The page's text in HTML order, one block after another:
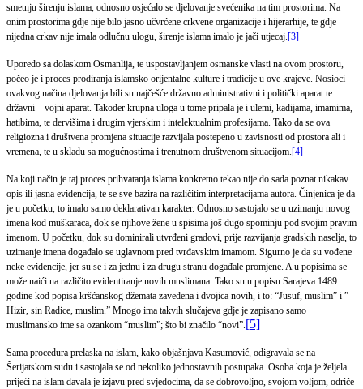
smetnju širenju islama, odnosno osjećalo se djelovanje svećenika na tim prostorima. Na
onim prostorima gdje nije bilo jasno učvrćene crkvene organizacije i hijerarhije, te gdje
nijedna crkav nije imala odlučnu ulogu, širenje islama imalo je jači utjecaj.[3]
Uporedo sa dolaskom Osmanlija, te uspostavljanjem osmanske vlasti na ovom prostoru,
počeo je i proces prodiranja islamsko orijentalne kulture i tradicije u ove krajeve. Nosioci
ovakvog načina djelovanja bili su najčešće državno administrativni i politički aparat te
državni – vojni aparat. Također krupna uloga u tome pripala je i ulemi, kadijama, imamima,
hatibima, te dervišima i drugim vjerskim i intelektualnim profesijama. Tako da se ova
religiozna i društvena promjena situacije razvijala postepeno u zavisnosti od prostora ali i
vremena, te u skladu sa mogućnostima i trenutnom društvenom situacijom.[4]
Na koji način je taj proces prihvatanja islama konkretno tekao nije do sada poznat nikakav
opis ili jasna evidencija, te se sve bazira na različitim interpretacijama autora. Činjenica je da
je u početku, to imalo samo deklarativan karakter. Odnosno sastojalo se u uzimanju novog
imena kod muškaraca, dok se njihove žene u spisima još dugo spominju pod svojim pravim
imenom. U početku, dok su dominirali utvrđeni gradovi, prije razvijanja gradskih naselja, to
uzimanje imena događalo se uglavnom pred tvrđavskim imamom. Sigurno je da su vođene
neke evidencije, jer su se i za jednu i za drugu stranu događale promjene. A u popisima se
može naići na različito evidentiranje novih muslimana. Tako su u popisu Sarajeva 1489.
godine kod popisa kršćanskog džemata zavedena i dvojica novih, i to: “Jusuf, muslim” i ”
Hizir, sin Radice, muslim.” Mnogo ima takvih slučajeva gdje je zapisano samo
muslimansko ime sa ozankom “muslim”; što bi značilo “novi”.[5]
Sama procedura prelaska na islam, kako objašnjava Kasumović, odigravala se na
Šerijatskom sudu i sastojala se od nekoliko jednostavnih postupaka. Osoba koja je željela
prijeći na islam davala je izjavu pred svjedocima, da se dobrovoljno, svojom voljom, odriče